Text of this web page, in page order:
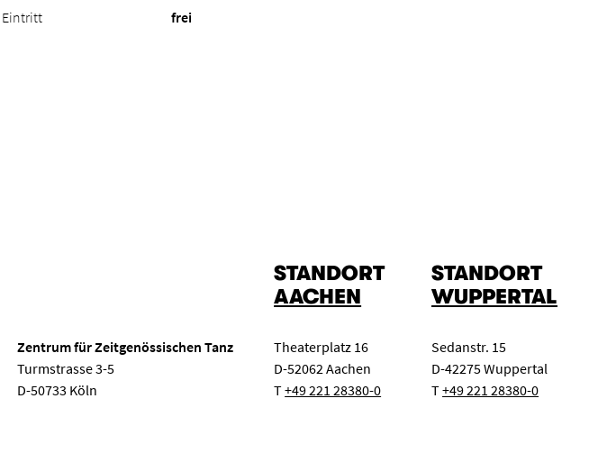
Eintritt frei
Zentrum für Zeitgenössischen Tanz
Turmstrasse 3-5
D-50733 Köln
STANDORT
AACHEN
Theaterplatz 16
D-52062 Aachen
T+49 221 28380-0
STANDORT
WUPPERTAL
Sedanstr. 15
D-42275 Wuppertal
T+49 221 28380-0